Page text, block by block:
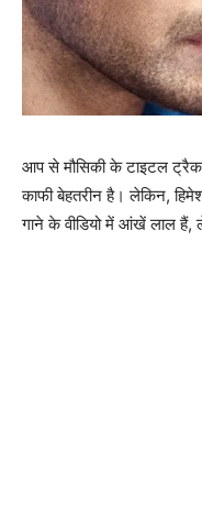
आप से मौसिकी के टाइटल ट्रैक
काफी बेहतरीन है। लेकिन,
गाने के वीडियो में आंखें लाल हैं,